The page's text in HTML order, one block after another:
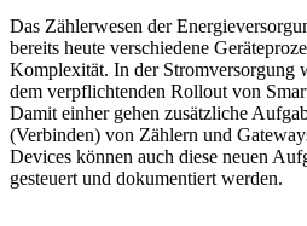
Das Zählerwesen der
bereits heute verschiedene
Komplexität. In der Stromversorgung
dem verpflichtenden Rollout von
Damit einher gehen zusätzliche
(Verbinden) von Zählern und
Devices können auch diese neuen
gesteuert und dokumentiert werden.